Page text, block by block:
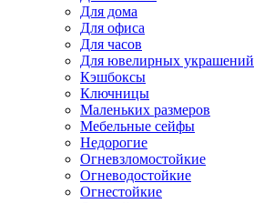
Для дома
Для офиса
Для часов
Для ювелирных украшений
Кэшбоксы
Ключницы
Маленьких размеров
Мебельные сейфы
Недорогие
Огневзломостойкие
Огневодостойкие
Огнестойкие